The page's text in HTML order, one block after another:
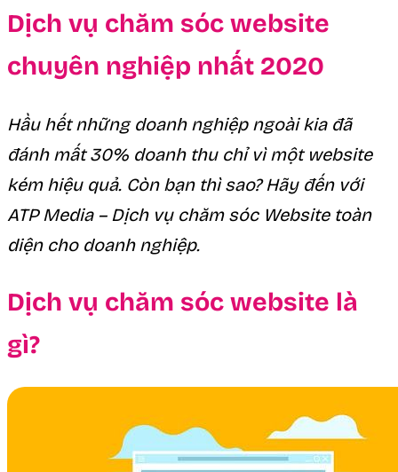
Dịch vụ chăm sóc website
chuyên nghiệp nhất 2020
Hầu hết những doanh nghiệp ngoài kia đã
đánh mất 30% doanh thu chỉ vì một website
kém hiệu quả. Còn bạn thì sao? Hãy đến với
ATP Media – Dịch vụ chăm sóc Website toàn
diện cho doanh nghiệp.
Dịch vụ chăm sóc website là
gì?